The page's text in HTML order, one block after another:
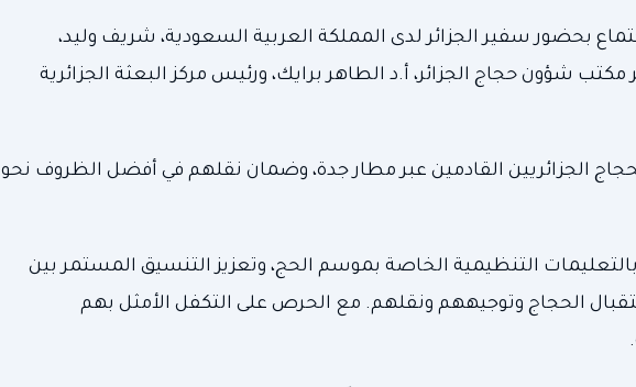
بحضور سفير الجزائر لدى المملكة العربية السعودية، شريف وليد،
شؤون حجاج الجزائر، أ.د الطاهر برايك، ورئيس مركز البعثة الجزائرية
الجزائريين القادمين عبر مطار جدة، وضمان نقلهم في أفضل الظروف نحو
بالتعليمات التنظيمية الخاصة بموسم الحج، وتعزيز التنسيق المستمر بين
الحجاج وتوجيههم ونقلهم. مع الحرص على التكفل الأمثل بهم